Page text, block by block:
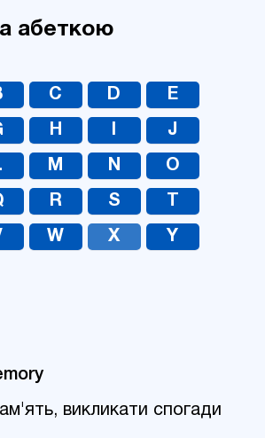
абеткою
C D E
H J
M N O
R S
W X Y
викликати спогади